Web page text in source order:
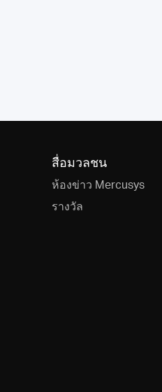
สื่อมวลชน
ห้องข่าว Mercusys
รางวัล